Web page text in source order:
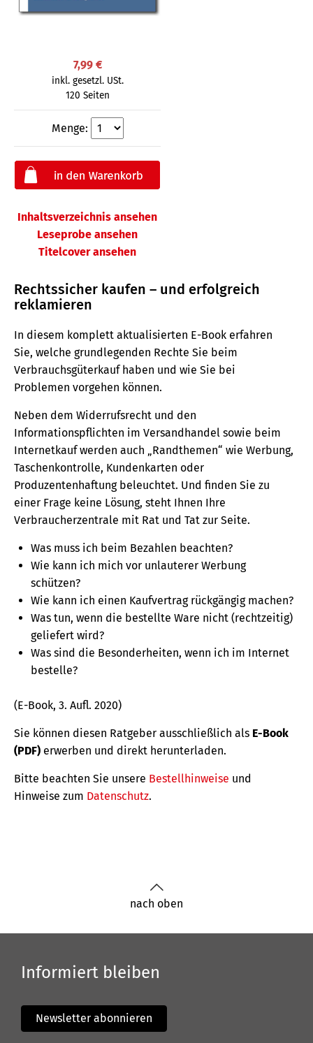
7,99 €
inkl. gesetzl. USt.
120 Seiten
Menge:
Inhaltsverzeichnis ansehen
Leseprobe ansehen
Titelcover ansehen
Rechtssicher kaufen – und erfolgreich
reklamieren
In diesem komplett aktualisierten E-Book erfahren
Sie, welche grundlegenden Rechte Sie beim
Verbrauchsgüterkauf haben und wie Sie bei
Problemen vorgehen können.
Neben dem Widerrufsrecht und den
Informationspflichten im Versandhandel sowie beim
Internetkauf werden auch „Randthemen“ wie Werbung,
Taschenkontrolle, Kundenkarten oder
Produzentenhaftung beleuchtet. Und finden Sie zu
einer Frage keine Lösung, steht Ihnen Ihre
Verbraucherzentrale mit Rat und Tat zur Seite.
Was muss ich beim Bezahlen beachten?
Wie kann ich mich vor unlauterer Werbung
schützen?
Wie kann ich einen Kaufvertrag rückgängig machen?
Was tun, wenn die bestellte Ware nicht (rechtzeitig)
geliefert wird?
Was sind die Besonderheiten, wenn ich im Internet
bestelle?
(E-Book, 3. Aufl. 2020)
Sie können diesen Ratgeber ausschließlich als E-Book
(PDF) erwerben und direkt herunterladen.
Bitte beachten Sie unsere Bestellhinweise und
Hinweise zum Datenschutz.
nach oben
Informiert bleiben
Newsletter abonnieren